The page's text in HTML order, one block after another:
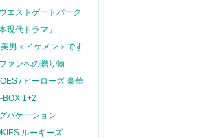
エストゲートパーク
現代ドラマ」
男＜イケメン＞です
ァンへの贈り物
/ ヒーローズ 豪華
BOX 1+2
バケーション
ルーキーズ